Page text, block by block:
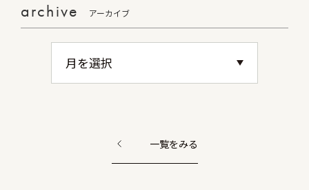
archive アーカイブ
一覧をみる